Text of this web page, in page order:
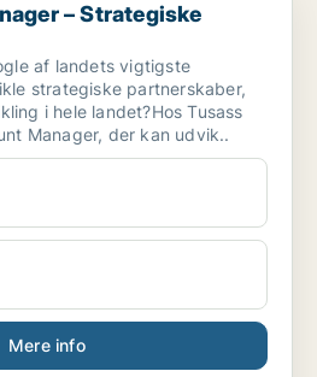
– Strategiske
af landets vigtigste
strategiske partnerskaber,
i hele landet?Hos Tusass
Manager, der kan udvik..
Mere info